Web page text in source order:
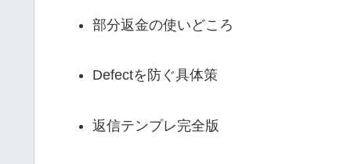
部分返金の使いどころ
Defectを防ぐ具体策
返信テンプレ完全版